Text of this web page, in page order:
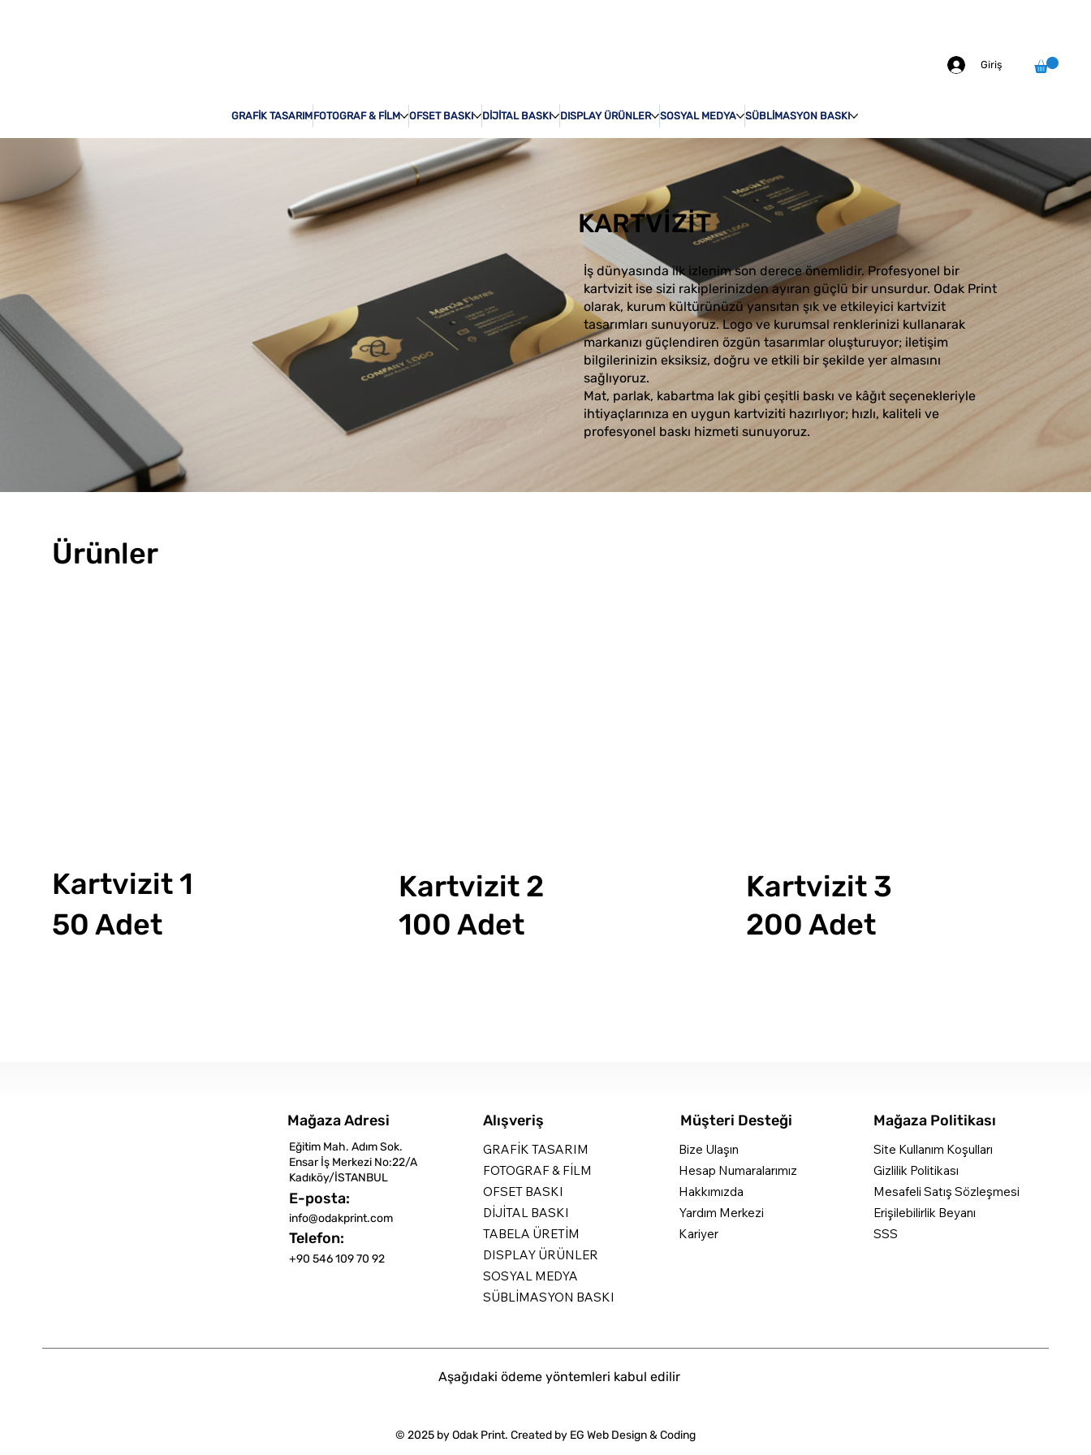
Giriş
GRAFİK TASARIMFOTOGRAF & FİLM OFSET BASKI DİJİTAL BASKI DISPLAY ÜRÜNLER SOSYAL MEDYA SÜBLİMASYON BASKI
KARTVİZİT
İş dünyasında ilk izlenim son derece önemlidir. Profesyonel bir
kartvizit ise sizi rakiplerinizden ayıran güçlü bir unsurdur. Odak Print
olarak, kurum kültürünüzü yansıtan şık ve etkileyici kartvizit
tasarımları sunuyoruz. Logo ve kurumsal renklerinizi kullanarak
markanızı güçlendiren özgün tasarımlar oluşturuyor; iletişim
bilgilerinizin eksiksiz, doğru ve etkili bir şekilde yer almasını
sağlıyoruz.
Mat, parlak, kabartma lak gibi çeşitli baskı ve kâğıt seçenekleriyle
ihtiyaçlarınıza en uygun kartviziti hazırlıyor; hızlı, kaliteli ve
profesyonel baskı hizmeti sunuyoruz.
Ürünler
Kartvizit 1
50 Adet
Kartvizit 2
100 Adet
Kartvizit 3
200 Adet
Mağaza Politikası
Site Kullanım Koşulları
Gizlilik Politikası
Mesafeli Satış Sözleşmesi
Erişilebilirlik Beyanı
SSS
Bize Ulaşın
Hesap Numaralarımız
Hakkımızda
Yardım Merkezi
Kariyer
Müşteri Desteği
Alışveriş
GRAFİK TASARIM
FOTOGRAF & FİLM
OFSET BASKI
DİJİTAL BASKI
TABELA ÜRETİM
DISPLAY ÜRÜNLER
SOSYAL MEDYA
SÜBLİMASYON BASKI
Mağaza Adresi
Eğitim Mah. Adım Sok.
Ensar İş Merkezi No:22/A
Kadıköy/İSTANBUL
E-posta:
info@odakprint.com
Telefon:
+90 546 109 70 92
© 2025 by Odak Print. Created by EG Web Design & Coding
Aşağıdaki ödeme yöntemleri kabul edilir